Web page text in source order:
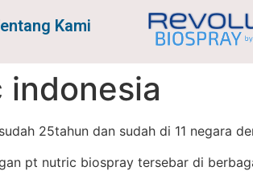
Kami
indonesia
25tahun dan sudah di 11 negara
pt nutric biospray tersebar di